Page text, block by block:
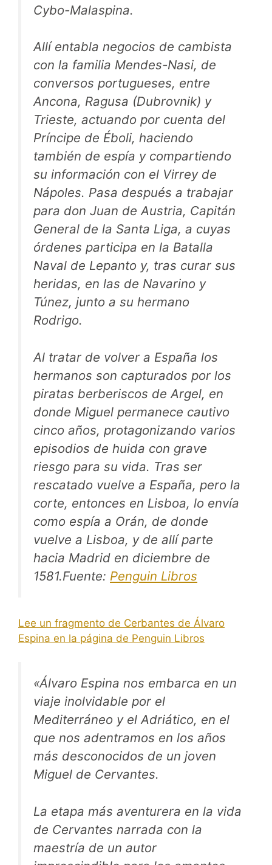
Cybo-Malaspina.
Allí entabla negocios de cambista
con la familia Mendes-Nasi, de
conversos portugueses, entre
Ancona, Ragusa (Dubrovnik) y
Trieste, actuando por cuenta del
Príncipe de Éboli, haciendo
también de espía y compartiendo
su información con el Virrey de
Nápoles. Pasa después a trabajar
para don Juan de Austria, Capitán
General de la Santa Liga, a cuyas
órdenes participa en la Batalla
Naval de Lepanto y, tras curar sus
heridas, en las de Navarino y
Túnez, junto a su hermano
Rodrigo.
Al tratar de volver a España los
hermanos son capturados por los
piratas berberiscos de Argel, en
donde Miguel permanece cautivo
cinco años, protagonizando varios
episodios de huida con grave
riesgo para su vida. Tras ser
rescatado vuelve a España, pero la
corte, entonces en Lisboa, lo envía
como espía a Orán, de donde
vuelve a Lisboa, y de allí parte
hacia Madrid en diciembre de
1581.Fuente: Penguin Libros
Lee un fragmento de Cerbantes de Álvaro
Espina en la página de Penguin Libros
«Álvaro Espina nos embarca en un
viaje inolvidable por el
Mediterráneo y el Adriático, en el
que nos adentramos en los años
más desconocidos de un joven
Miguel de Cervantes.
La etapa más aventurera en la vida
de Cervantes narrada con la
maestría de un autor